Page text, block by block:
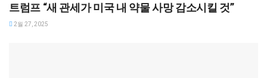
트럼프 “새 관세가 미국 내 약물 사망 감소시킬 것”
2월 27, 2025